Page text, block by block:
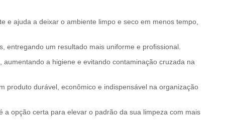
ajuda a deixar o ambiente limpo e seco em menos tempo,
um resultado mais uniforme e profissional.
a higiene e evitando contaminação cruzada na
produto durável, econômico e indispensável na organização
a opção certa para elevar o padrão da sua limpeza com mais